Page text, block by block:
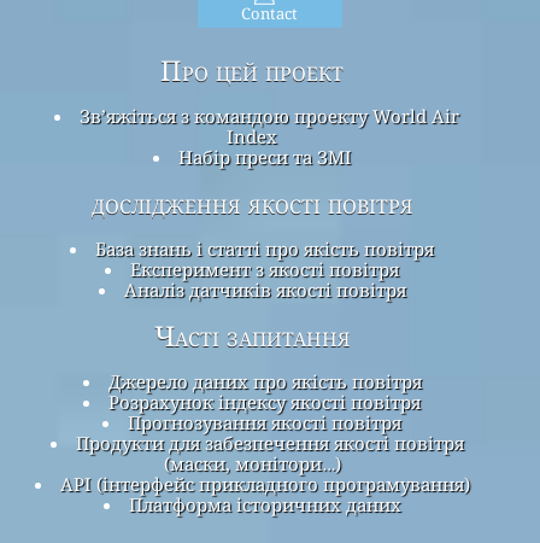
Contact
Про цей проект
Зв’яжіться з командою проекту World Air
Index
Набір преси та ЗМІ
дослідження якості повітря
База знань і статті про якість повітря
Експеримент з якості повітря
Аналіз датчиків якості повітря
Часті запитання
Джерело даних про якість повітря
Розрахунок індексу якості повітря
Прогнозування якості повітря
Продукти для забезпечення якості повітря
(маски, монітори…)
API (інтерфейс прикладного програмування)
Платформа історичних даних